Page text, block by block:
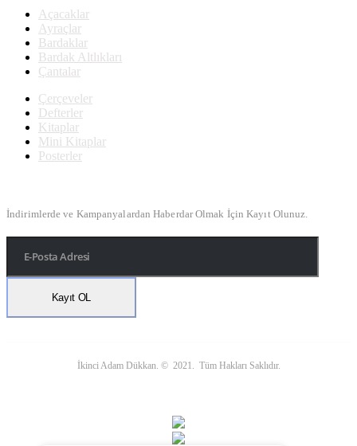
Açacaklar
Ayraçlar
Bardaklar
Bardak Altlıkları
Çantalar
Çerçeveler
Defterler
Kitaplar
Mini Kitaplar
Posterler
İndirimlerde ve Kampanyalardan Haberdar Olmak İçin Kayıt Olunuz.
İkinci Adam Dükkan. © 2021. Tüm Hakları Saklıdır.